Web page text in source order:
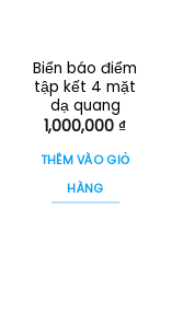
Biển báo điểm
tập kết 4 mặt
dạ quang
1,000,000₫
THÊM VÀO GIỎ
HÀNG